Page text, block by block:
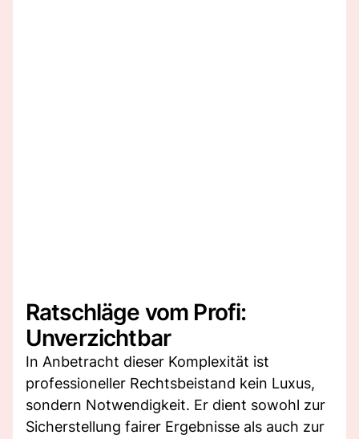
Ratschläge vom Profi:
Unverzichtbar
In Anbetracht dieser Komplexität ist
professioneller Rechtsbeistand kein Luxus,
sondern Notwendigkeit. Er dient sowohl zur
Sicherstellung fairer Ergebnisse als auch zur